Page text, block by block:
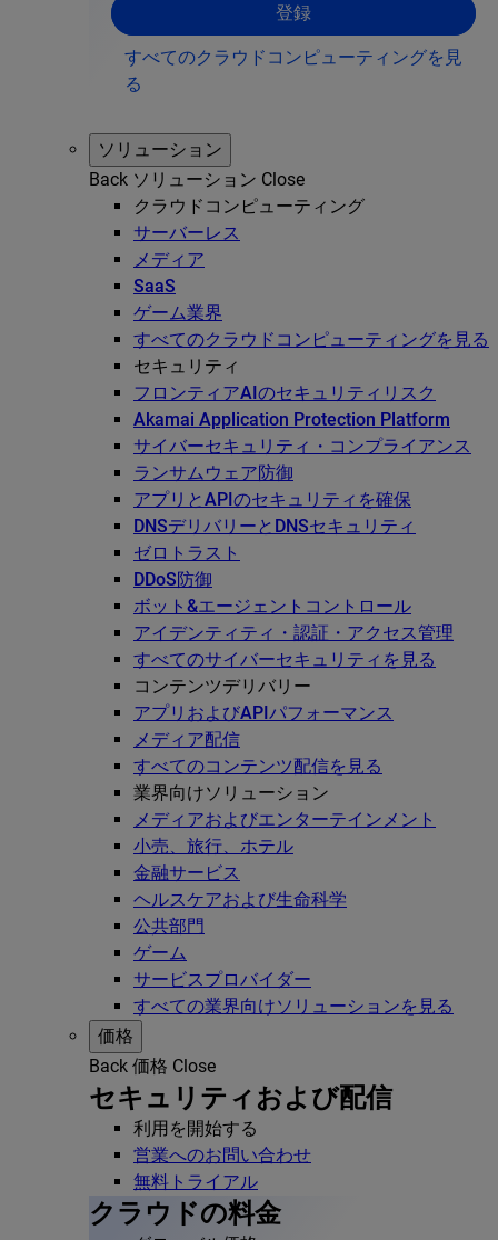
登録
すべてのクラウドコンピューティングを見
る
ソリューション
Back ソリューション Close
クラウドコンピューティング
サーバーレス
メディア
SaaS
ゲーム業界
すべてのクラウドコンピューティングを見る
セキュリティ
フロンティアAIのセキュリティリスク
Akamai Application Protection Platform
サイバーセキュリティ・コンプライアンス
ランサムウェア防御
アプリとAPIのセキュリティを確保
DNSデリバリーとDNSセキュリティ
ゼロトラスト
DDoS防御
ボット&エージェントコントロール
アイデンティティ・認証・アクセス管理
すべてのサイバーセキュリティを見る
コンテンツデリバリー
アプリおよびAPIパフォーマンス
メディア配信
すべてのコンテンツ配信を見る
業界向けソリューション
メディアおよびエンターテインメント
小売、旅行、ホテル
金融サービス
ヘルスケアおよび生命科学
公共部門
ゲーム
サービスプロバイダー
すべての業界向けソリューションを見る
価格
Back 価格 Close
セキュリティおよび配信
利用を開始する
営業へのお問い合わせ
無料トライアル
クラウドの料金